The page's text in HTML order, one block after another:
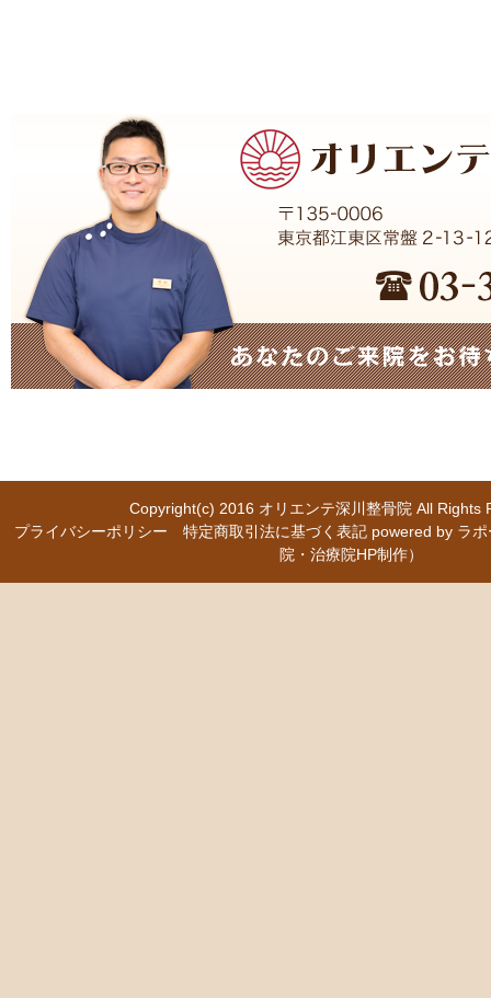
Copyright(c) 2016 オリエンテ深川整骨院 All
プライバシーポリシー
特定商取引法に基づく表記 powered by ラ
院・治療院HP制作）